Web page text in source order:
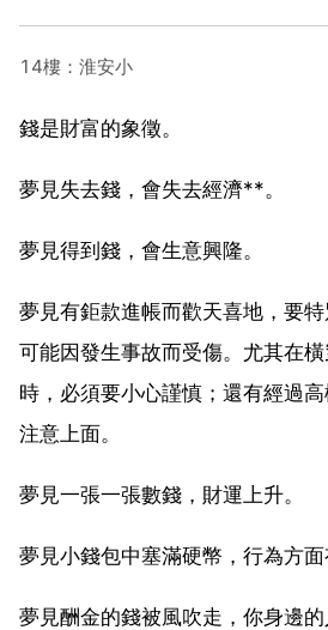
14樓：淮安小
錢是財富的象徵。
夢見失去錢，會失去經濟**。
夢見得到錢，會生意興隆。
夢見有鉅款進帳而歡天喜地，要
可能因發生事故而受傷。尤其在
時，必須要小心謹慎；還有經過
注意上面。
夢見一張一張數錢，財運上升。
夢見小錢包中塞滿硬幣，行為方面
夢見酬金的錢被風吹走，你身邊的